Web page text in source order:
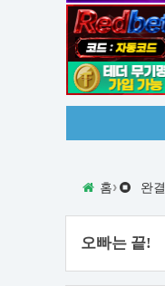
홈› 완결
오빠는 끝!